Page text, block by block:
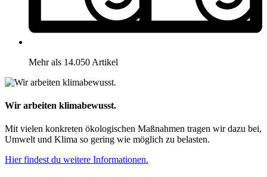
Mehr als 14.050 Artikel
Wir arbeiten klimabewusst.
Mit vielen konkreten ökologischen Maßnahmen tragen wir dazu bei,
Umwelt und Klima so gering wie möglich zu belasten.
Hier findest du weitere Informationen.